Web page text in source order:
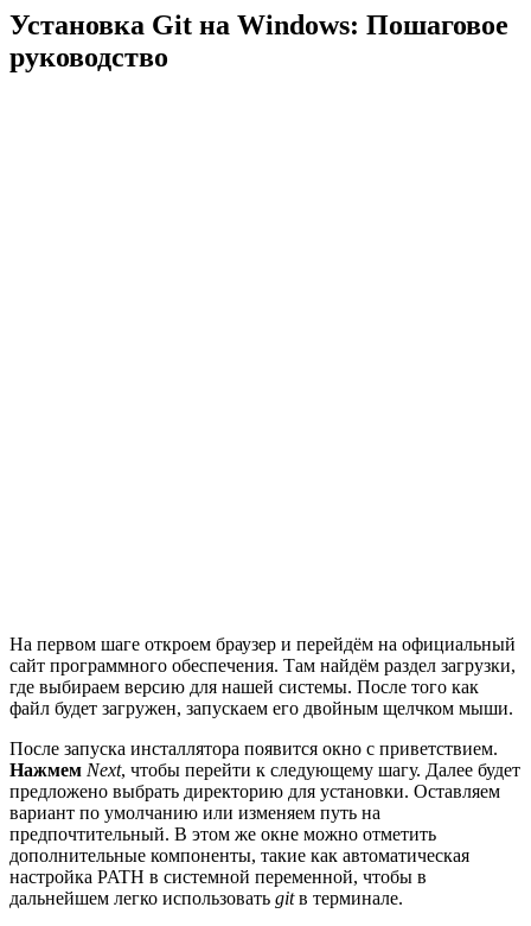
Установка Git на Windows: Пошаговое
руководство
На первом шаге откроем браузер и перейдём на официальный
сайт программного обеспечения. Там найдём раздел загрузки,
где выбираем версию для нашей системы. После того как
файл будет загружен, запускаем его двойным щелчком мыши.
После запуска инсталлятора появится окно с приветствием.
Нажмем Next, чтобы перейти к следующему шагу. Далее будет
предложено выбрать директорию для установки. Оставляем
вариант по умолчанию или изменяем путь на
предпочтительный. В этом же окне можно отметить
дополнительные компоненты, такие как автоматическая
настройка PATH в системной переменной, чтобы в
дальнейшем легко использовать gitв терминале.